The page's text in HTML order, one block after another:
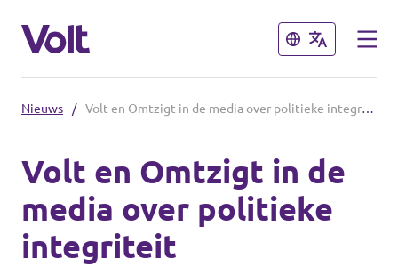
Sluiten
Volt Amsterdam
Volt Arnhem
Volt Delft
Sluiten
Standpunten
Over Volt
Nieuws / Volt en Omtzigt in de media over politieke integriteit
Volt en Omtzigt in de
media over politieke
integriteit